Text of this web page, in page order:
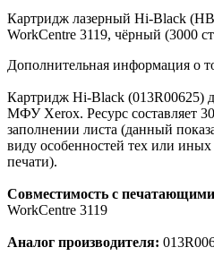
Картридж лазерный Hi-Black
WorkCentre 3119, чёрный (3000
Дополнительная информация о
Картридж Hi-Black (013R00625)
МФУ Xerox. Ресурс составляет
заполнении листа (данный
виду особенностей тех или
печати).
Совместимость с
WorkCentre 3119
Аналог производителя: